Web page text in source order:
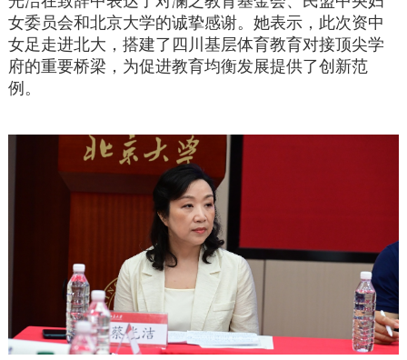
女委员会和北京大学的诚挚感谢。她表示，此次资中
女足走进北大，搭建了四川基层体育教育对接顶尖学
府的重要桥梁，为促进教育均衡发展提供了创新范
例。